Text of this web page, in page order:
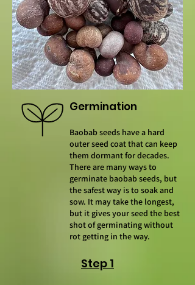
Germination
Baobab seeds have a hard
outer seed coat that can keep
them dormant for decades.
There are many ways to
germinate baobab seeds, but
the safest way is to soak and
sow. It may take the longest,
but it gives your seed the best
shot of germinating without
rot getting in the way.
Step 1